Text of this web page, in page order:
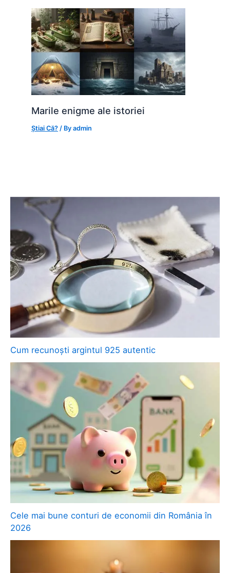
Marile enigme ale istoriei
Știai Că? / Byadmin
Cum recunoști argintul 925 autentic
Cele mai bune conturi de economii din România în
2026